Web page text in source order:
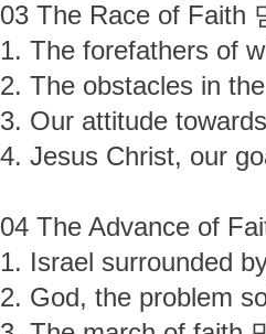
03 The Race of Faith
1. The forefathers of
2. The obstacles in
3. Our attitude
4. Jesus Christ, our
04 The Advance of
1. Israel surrounded
2. God, the problem